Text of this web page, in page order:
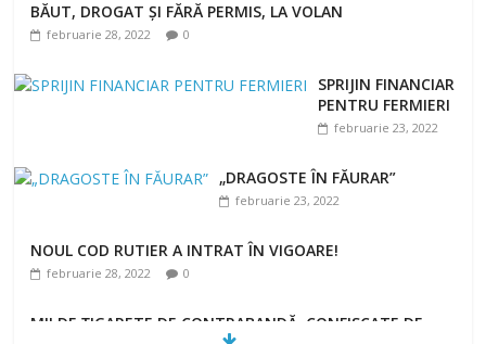
BĂUT, DROGAT ȘI FĂRĂ PERMIS, LA VOLAN
februarie 28, 2022 0
SPRIJIN FINANCIAR
PENTRU FERMIERI
februarie 23, 2022
„DRAGOSTE ÎN FĂURAR”
februarie 23, 2022
NOUL COD RUTIER A INTRAT ÎN VIGOARE!
februarie 28, 2022 0
MII DE ȚIGARETE DE CONTRABANDĂ, CONFISCATE DE